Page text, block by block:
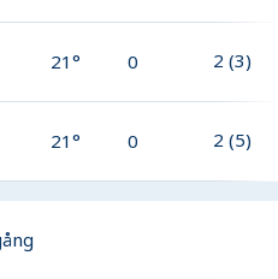
21° 0 2 (3)
21° 0 2 (5)